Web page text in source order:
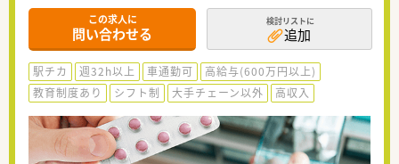
この求人に
問い合わせる
検討リストに
追加
駅チカ 週32h以上 車通勤可
高給与(600万円以上)
教育制度あり
シフト制 大手チェーン以外 高収入